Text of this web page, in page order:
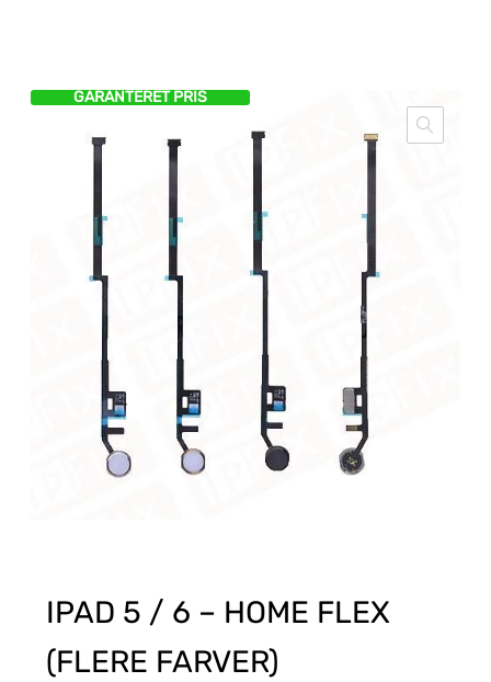
GARANTERET PRIS
IPAD 5 / 6 – HOME FLEX
(FLERE FARVER)